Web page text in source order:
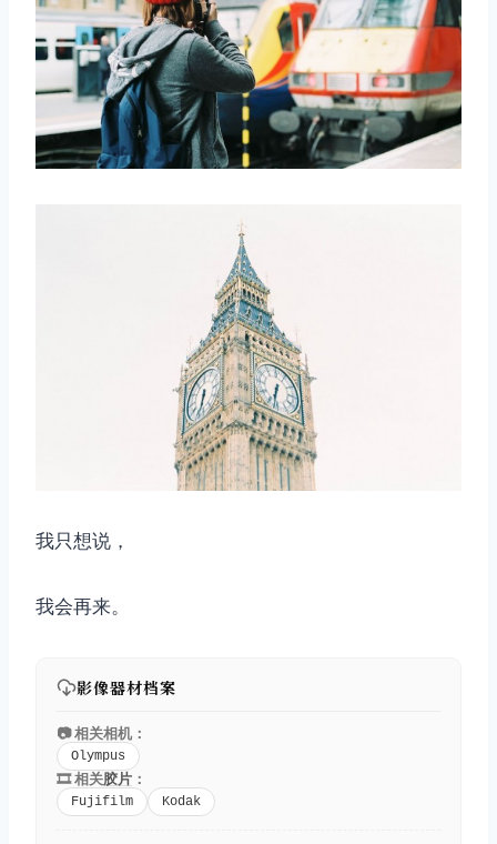
我只想说，
我会再来。
影像器材档案
📷 相关相机：
Olympus
🎞️ 相关胶片 ：
Fujifilm Kodak